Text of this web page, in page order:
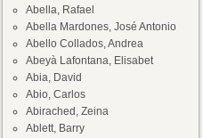
Abella, Rafael
Abella Mardones, José Antonio
Abello Collados, Andrea
Abeyà Lafontana, Elisabet
Abia, David
Abio, Carlos
Abirached, Zeina
Ablett, Barry